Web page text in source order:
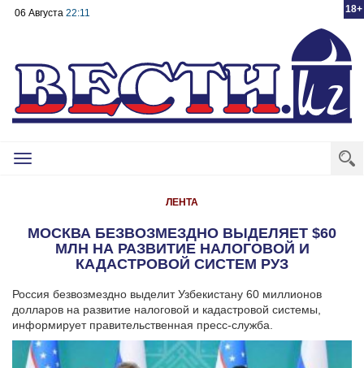
18+
06 Августа 22:11
Toggle
ЛЕНТА
МОСКВА БЕЗВОЗМЕЗДНО ВЫДЕЛЯЕТ $60
МЛН НА РАЗВИТИЕ НАЛОГОВОЙ И
КАДАСТРОВОЙ СИСТЕМ РУЗ
Россия безвозмездно выделит Узбекистану 60 миллионов
долларов на развитие налоговой и кадастровой системы,
информирует правительственная пресс-служба.